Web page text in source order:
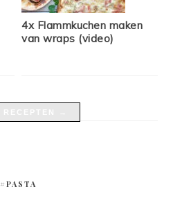
4x Flammkuchen maken
van wraps (video)
#PASTA